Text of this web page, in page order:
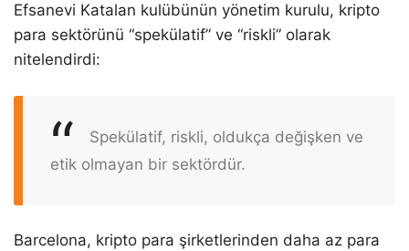
Efsanevi Katalan kulübünün yönetim kurulu, kripto
para sektörünü “spekülatif” ve “riskli” olarak
nitelendirdi:
Spekülatif, riskli, oldukça değişken ve
etik olmayan bir sektördür.
Barcelona, kripto para şirketlerinden daha az para